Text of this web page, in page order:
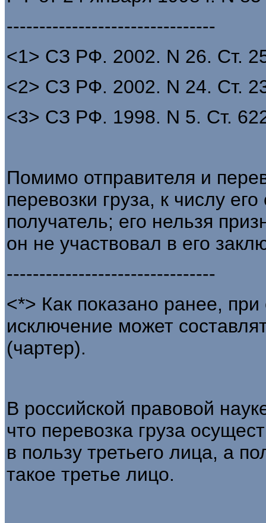
--------------------------------
<1> СЗ РФ. 2002. N 26. Ст.
<2> СЗ РФ. 2002. N 24. Ст.
<3> СЗ РФ. 1998. N 5. Ст.
Помимо отправителя и
перевозки груза, к числу
получатель; его нельзя
он не участвовал в его
--------------------------------
<*> Как показано ранее,
исключение может
(чартер).
В российской правовой
что перевозка груза
в пользу третьего лица, а
такое третье лицо.